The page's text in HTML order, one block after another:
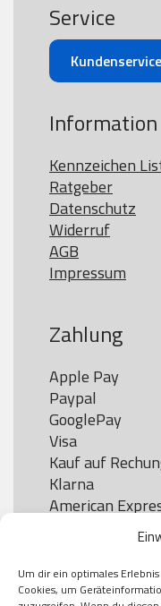
Um dir ein optimales
Cookies, um
Service
Kundenservice
Information
Kennzeichen
Ratgeber
Datenschutz
Widerruf
AGB
Impressum
Zahlung
Apple Pay
Paypal
GooglePay
Visa
Kauf auf
Klarna
American
Versand